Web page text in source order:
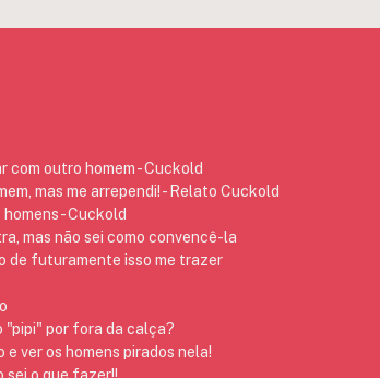
com outro homem - Cuckold
mas me arrependi! - Relato Cuckold
- Cuckold
mas não sei como convencê-la
de futuramente isso me trazer
"pipi" por fora da calça?
e ver os homens pirados nela!
sei o que fazer!!